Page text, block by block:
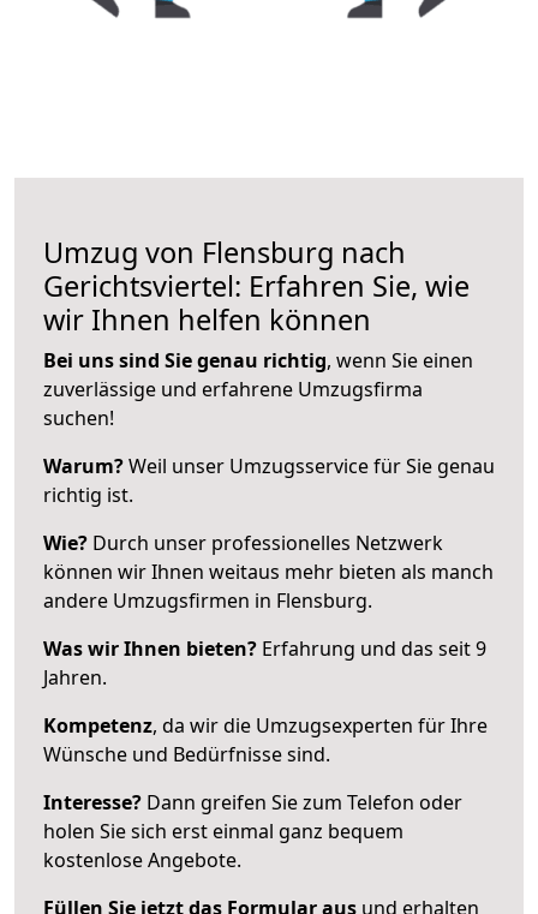
Umzug von Flensburg nach
Gerichtsviertel: Erfahren Sie, wie
wir Ihnen helfen können
Bei uns sind Sie genau richtig, wenn Sie einen
zuverlässige und erfahrene Umzugsfirma
suchen!
Warum?Weil unser Umzugsservice für Sie genau
richtig ist.
Wie? Durch unser professionelles Netzwerk
können wir Ihnen weitaus mehr bieten als manch
andere Umzugsfirmen in Flensburg.
Was wir Ihnen bieten? Erfahrung und das seit 9
Jahren.
Kompetenz, da wir die Umzugsexperten für Ihre
Wünsche und Bedürfnisse sind.
Interesse? Dann greifen Sie zum Telefon oder
holen Sie sich erst einmal ganz bequem
kostenlose Angebote.
Füllen Sie jetzt das Formular aus und erhalten